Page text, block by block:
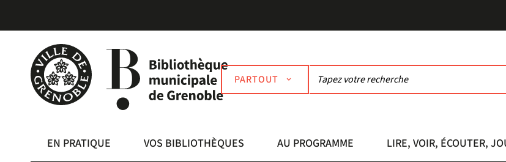
menu
contenu
la
PARTOUT
EN PRATIQUE VOS BIBLIOTHÈQUES AU PROGRAMME LIRE, VOIR, ÉCOUTER,